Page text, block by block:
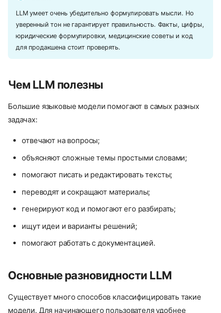
LLM умеет очень убедительно формулировать мысли. Но
уверенный тон не гарантирует правильность. Факты, цифры,
юридические формулировки, медицинские советы и код
для продакшена стоит проверять.
Чем LLM полезны
Большие языковые модели помогают в самых разных
задачах:
отвечают на вопросы;
объясняют сложные темы простыми словами;
помогают писать и редактировать тексты;
переводят и сокращают материалы;
генерируют код и помогают его разбирать;
ищут идеи и варианты решений;
помогают работать с документацией.
Основные разновидности LLM
Существует много способов классифицировать такие
модели. Для начинающего пользователя удобнее